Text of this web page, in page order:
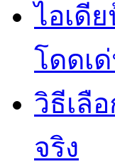
ไอเดี
โดดเ
วิธีเลื
จริง